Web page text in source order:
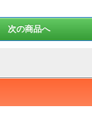
次の商品へ